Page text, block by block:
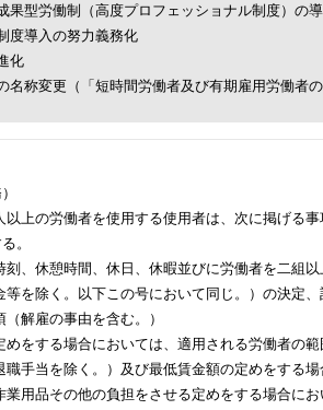
果型労働制（高度プロフェッショナル制度）の
度導入の努力義務化
化
名称変更（「短時間労働者及び有期雇用労働者
上の労働者を使用する使用者は、次に掲げる
。
、休憩時間、休日、休暇並びに労働者を二組
を除く。以下この号において同じ。）の決定
解雇の事由を含む。）
をする場合においては、適用される労働者の
手当を除く。）及び最低賃金額の定めをする場
用品その他の負担をさせる定めをする場合にお